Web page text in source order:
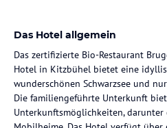
Das Hotel allgemein
Das zertifizierte Bio-Restaurant
Hotel in Kitzbühel bietet eine
wunderschönen Schwarzsee und
Die familiengeführte Unterkunft
Unterkunftsmöglichkeiten,